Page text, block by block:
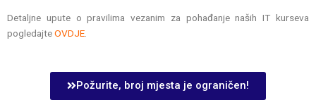
Detaljne upute o pravilima vezanim za pohađanje naših IT kurseva
pogledajteOVDJE
Požurite, broj mjesta je ograničen!